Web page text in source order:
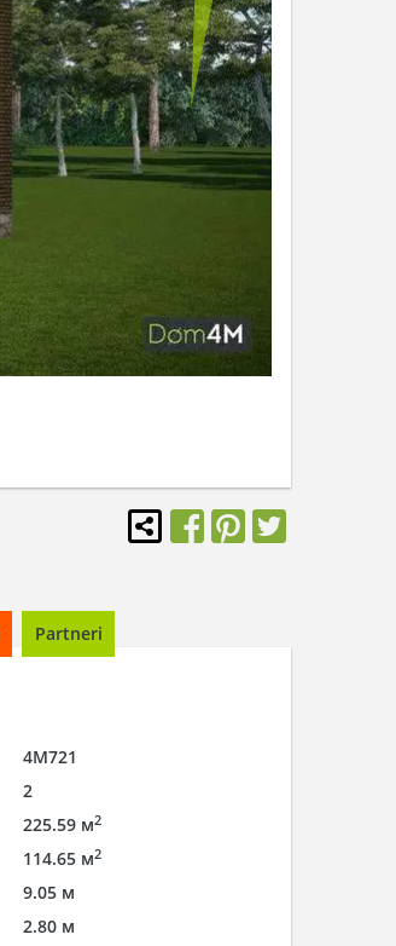
Partneri
4M721
2
225.59 м2
114.65 м2
9.05 м
2.80 м